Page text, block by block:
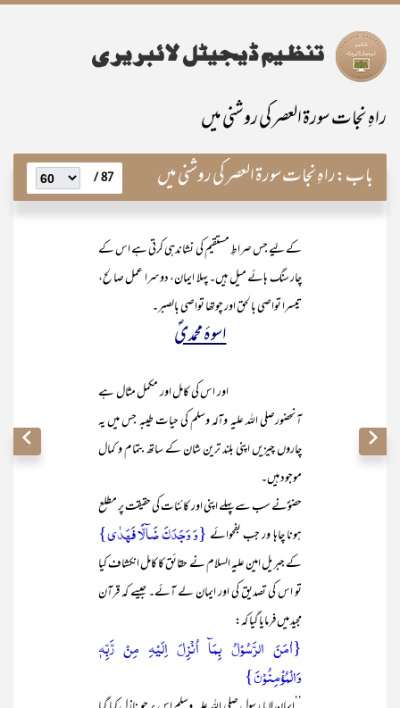
راہِ نجات سورۃ العصر کی روشنی میں
باب:راہِ نجات سورۃ العصر کی روشنی میں 87 /
کے لیے جس صراطِ مستقیم کی نشاندہی کرتی ہے اس کے
چار سنگ ہائے میل ہیں۔ پہلا ایمان، دوسرا عمل صالح،
تیسرا تواصی بالحق اور چوتھا تواصی بالصبر۔
اسوۂ محمدیؐ
اور اس کی کامل اور مکمل مثال ہے
آنحضورصلی اللہ علیہ وآلہ وسلم کی حیات طیبہ جس میں یہ
چاروں چیزیں اپنی بلند ترین شان کے ساتھ بتمام و کمال
موجود ہیں۔
حضوؐنے سب سے پہلے اپنی اور کائنات کی حقیقت پر مطلع
ہونا چاہا ور جب بفحوائے{وَ وَجَدَکَ ضَآلًّا فَہَدٰی}
کے جبریل امین علیہ السلام نے حقائق کا کامل انکشاف کیا
تو اس کی تصدیق کی اور ایمان لے آئے۔ جیسے کہ قرآن
مجید میں فرمایا گیا کہ:
{اٰمَنَ الرَّسُوْلُ بِمَآ اُنْزِلَ اِلَیْہِ مِنْ رَّبِّہٖ
وَالْمُؤْمِنُوْنَ}